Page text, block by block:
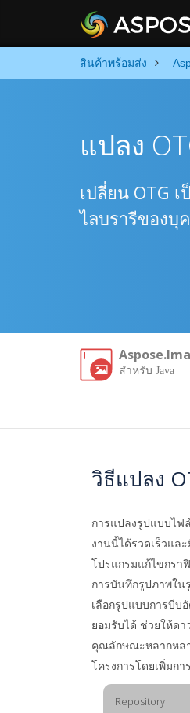
สินค้าพร้อมส่ง
แปลง
เปลี่ยน OTG
ไลบรารีของบุ
สำหรับ Java
วิธีแปลง
การแปลงรูปแบบไฟ
งานนี้ได้รวดเร็วแล
โปรแกรมแก้ไขกรา
การบันทึกรูปภาพใน
เลือกรูปแบบการบีบ
ยอมรับได้ ช่วยให้ดา
คุณลักษณะหลากหล
โครงการโดยเพิ่มก
Repository